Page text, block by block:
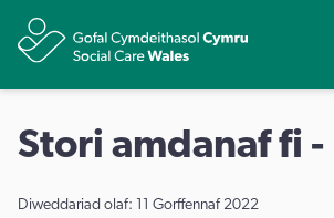
Stori amdanaf fi -
Diweddariad olaf: 11 Gorffennaf 2022